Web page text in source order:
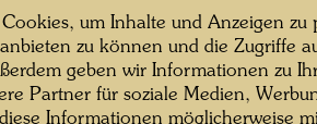
um Inhalte und Anzeigen
zu können und die Zugriffe
geben wir Informationen zu
Partner für soziale Medien,
Informationen möglicherweise